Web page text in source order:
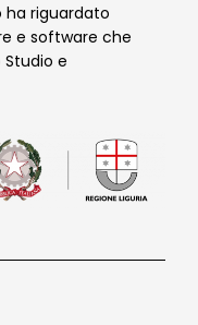
ha riguardato
e software che
e